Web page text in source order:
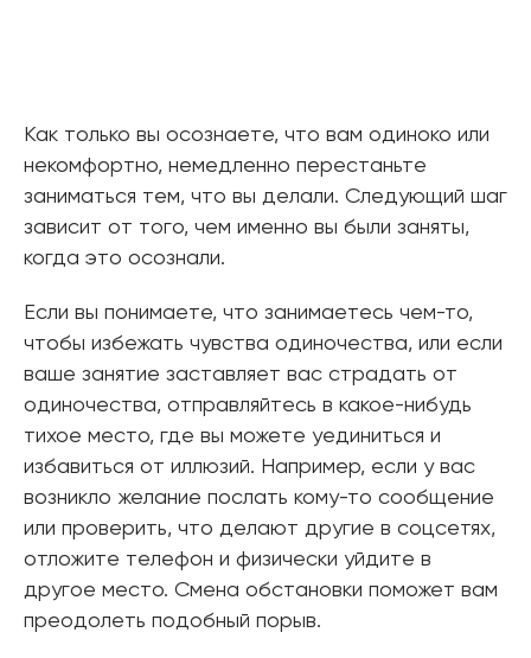
Как только вы осознаете, что вам одиноко или
некомфортно, немедленно перестаньте
заниматься тем, что вы делали. Следующий шаг
зависит от того, чем именно вы были заняты,
когда это осознали.
Если вы понимаете, что занимаетесь чем-то,
чтобы избежать чувства одиночества, или если
ваше занятие заставляет вас страдать от
одиночества, отправляйтесь в какое-нибудь
тихое место, где вы можете уединиться и
избавиться от иллюзий. Например, если у вас
возникло желание послать кому-то сообщение
или проверить, что делают другие в соцсетях,
отложите телефон и физически уйдите в
другое место. Смена обстановки поможет вам
преодолеть подобный порыв.